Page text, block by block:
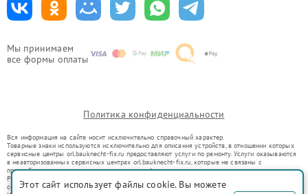
Мы принимаем
все формы оплаты
Политика конфиденциальности
Вся информация на сайте носит исключительно справочный характер.
Товарные знаки используются исключительно для описания устройств, в отношении которых
сервисные центры orl.bauknecht-fix.ru предоставляют услуги по ремонту. Услуги оказываются
в неавторизованных сервисных центрах orl.bauknecht-fix.ru, которые не связаны с
правообладателями товарных знаков или их официальными представителями.
Ремонт осуществляется для устройств, уже введенных в гражданский оборот в соответствии
со статьей 1487 ГК РФ.
Этот сайт использует файлы cookie. Вы можете